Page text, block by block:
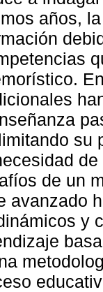
años,
su
de un
avanzado
y